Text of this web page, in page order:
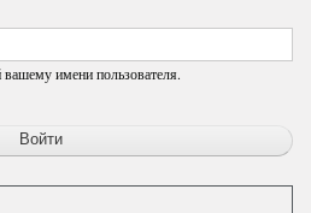
имени пользователя.